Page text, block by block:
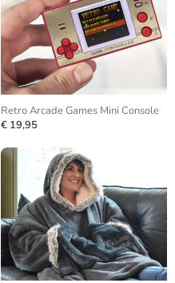
Retro Arcade Games Mini Console
€ 19,95